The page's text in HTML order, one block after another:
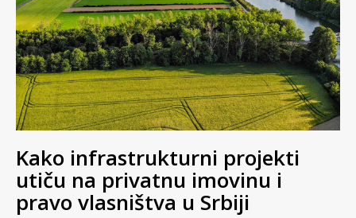
Kako infrastrukturni projekti
utiču na privatnu imovinu i
pravo vlasništva u Srbiji